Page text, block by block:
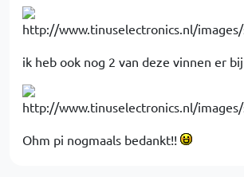
ik heb ook nog 2 van deze vinnen er bij
Ohm pi nogmaals bedankt!!